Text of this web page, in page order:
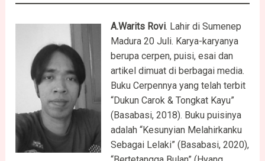
A.Warits Rovi. Lahir di Sumenep
Madura 20 Juli. Karya-karyanya
berupa cerpen, puisi, esai dan
artikel dimuat di berbagai media.
Buku Cerpennya yang telah terbit
“Dukun Carok & Tongkat Kayu”
(Basabasi, 2018). Buku puisinya
adalah “Kesunyian Melahirkanku
Sebagai Lelaki” (Basabasi, 2020),